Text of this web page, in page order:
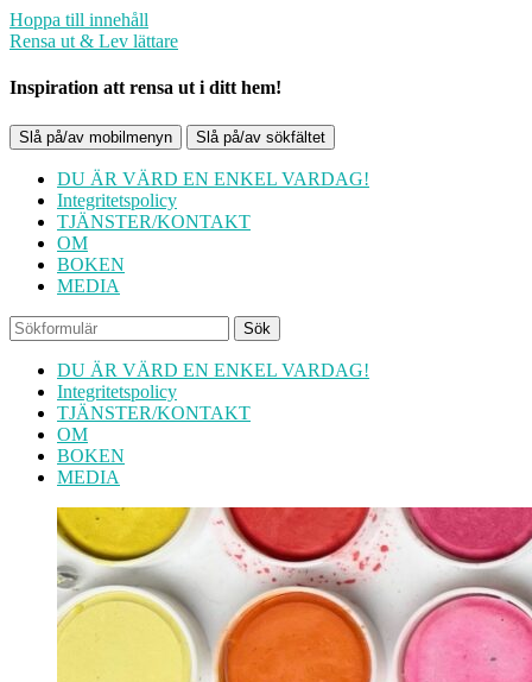
Hoppa till innehåll
Rensa ut & Lev lättare
Inspiration att rensa ut i ditt hem!
Slå på/av mobilmenyn Slå på/av sökfältet
DU ÄR VÄRD EN ENKEL VARDAG!
Integritetspolicy
TJÄNSTER/KONTAKT
OM
BOKEN
MEDIA
Sök
DU ÄR VÄRD EN ENKEL VARDAG!
Integritetspolicy
TJÄNSTER/KONTAKT
OM
BOKEN
MEDIA